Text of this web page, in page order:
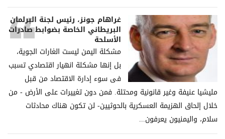
غراھام جونز، رئیس لجنة البرلمان
البریطاني الخاصة بضوابط صادرات
الأسلحة
مشكلة الیمن لیست الغارات الجویة،
بل إنھا مشكلة انھیار اقتصادي تسبب
فی سوء إدارة الاقتصاد من قبل
ملیشیا عنیفة وغیر قانونیة ومحتلة. فمن دون تغییرات على الأرض - من
خلال إلحاق الھزیمة العسكریة بالحوثیین- لن تكون ھناك محادثات
سلام، والیمنیون یعرفون...